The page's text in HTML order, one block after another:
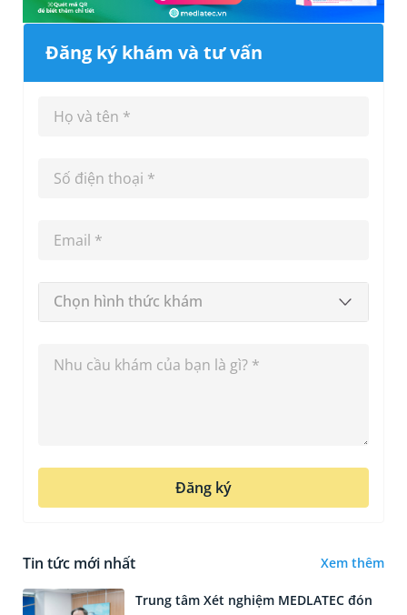
Đăng ký khám và tư vấn
Chọn hình thức khám
Đăng ký
Tin tức mới nhất Xem thêm
Trung tâm Xét nghiệm MEDLATEC đón